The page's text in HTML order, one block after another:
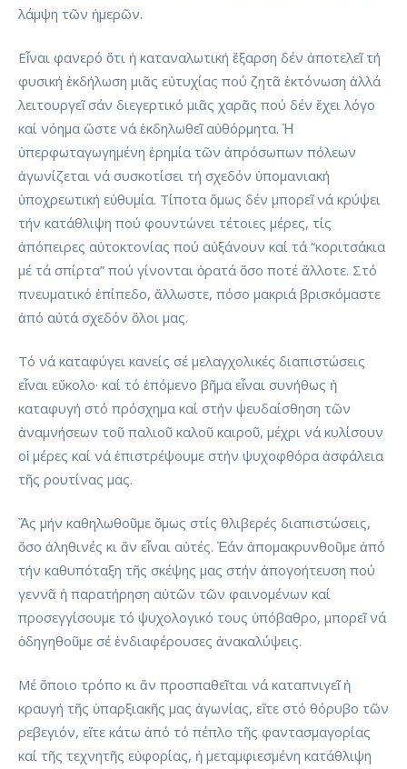
λάμψη τῶν ἡμερῶν.
Εἶναι φανερό ὅτι ἡ καταναλωτική ἔξαρση δέν ἀποτελεῖ τή
φυσική ἐκδήλωση μιᾶς εὐτυχίας πού ζητᾶ ἐκτόνωση ἀλλά
λειτουργεῖ σάν διεγερτικό μιᾶς χαρᾶς πού δέν ἔχει λόγο
καί νόημα ὥστε νά ἐκδηλωθεῖ αὐθόρμητα. Ἡ
ὑπερφωταγωγημένη ἐρημία τῶν ἀπρόσωπων πόλεων
ἀγωνίζεται νά συσκοτίσει τή σχεδόν ὑπομανιακή
ὑποχρεωτική εὐθυμία. Τίποτα ὅμως δέν μπορεῖ νά κρύψει
τήν κατάθλιψη πού φουντώνει τέτοιες μέρες, τίς
ἀπόπειρες αὐτοκτονίας πού αὐξάνουν καί τά “κοριτσάκια
μέ τά σπίρτα” πού γίνονται ὁρατά ὅσο ποτέ ἄλλοτε. Στό
πνευματικό ἐπίπεδο, ἄλλωστε, πόσο μακριά βρισκόμαστε
ἀπό αὐτά σχεδόν ὅλοι μας.
Τό νά καταφύγει κανείς σέ μελαγχολικές διαπιστώσεις
εἶναι εὔκολο· καί τό ἑπόμενο βῆμα εἶναι συνήθως ἡ
καταφυγή στό πρόσχημα καί στήν ψευδαίσθηση τῶν
ἀναμνήσεων τοῦ παλιοῦ καλοῦ καιροῦ, μέχρι νά κυλίσουν
οἱ μέρες καί νά ἐπιστρέψουμε στήν ψυχοφθόρα ἀσφάλεια
τῆς ρουτίνας μας.
Ἄς μήν καθηλωθοῦμε ὅμως στίς θλιβερές διαπιστώσεις,
ὅσο ἀληθινές κι ἄν εἶναι αὐτές. Ἐάν ἀπομακρυνθοῦμε ἀπό
τήν καθυπόταξη τῆς σκέψης μας στήν ἀπογοήτευση πού
γεννᾶ ἡ παρατήρηση αὐτῶν τῶν φαινομένων καί
προσεγγίσουμε τό ψυχολογικό τους ὑπόβαθρο, μπορεῖ νά
ὁδηγηθοῦμε σέ ἐνδιαφέρουσες ἀνακαλύψεις.
Μέ ὅποιο τρόπο κι ἄν προσπαθεῖται νά καταπνιγεῖ ἡ
κραυγή τῆς ὑπαρξιακῆς μας ἀγωνίας, εἴτε στό θόρυβο τῶν
ρεβεγιόν, εἴτε κάτω ἀπό τό πέπλο τῆς φαντασμαγορίας
καί τῆς τεχνητῆς εὐφορίας, ἡ μεταμφιεσμένη κατάθλιψη